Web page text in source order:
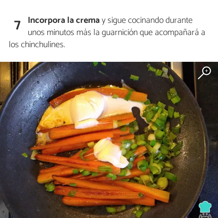
7 Incorpora la cremay sigue cocinando durante
unos minutos más la guarnición que acompañará a
los chinchulines.